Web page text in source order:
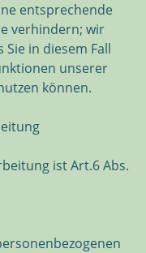
entsprechende
verhindern; wir
in diesem Fall
unserer
können.
ist Art.6 Abs.